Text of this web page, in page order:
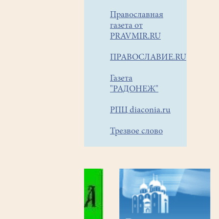
Православная
газета от
PRAVMIR.RU
ПРАВОСЛАВИЕ.RU
Газета
"РАДОНЕЖ"
РПЦ diaconia.ru
Трезвое слово